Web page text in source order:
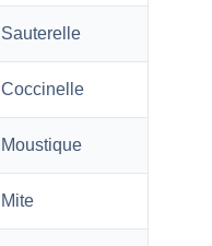
Sauterelle
Coccinelle
Moustique
Mite